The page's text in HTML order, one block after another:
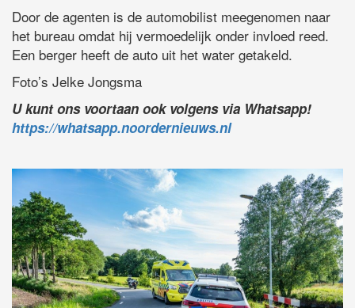
Door de agenten is de automobilist meegenomen naar
het bureau omdat hij vermoedelijk onder invloed reed.
Een berger heeft de auto uit het water getakeld.
Foto’s Jelke Jongsma
U kunt ons voortaan ook volgens via Whatsapp!
https://whatsapp.noordernieuws.nl